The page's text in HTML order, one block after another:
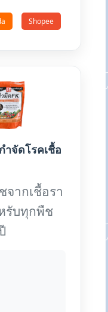
Shopee
ำจัดโรคเชื้อ
ากเชื้อรา
รับทุกพืช